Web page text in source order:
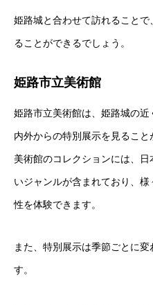
姫路城と合わせて訪れること
ることができるでしょう。
姫路市立美術館
姫路市立美術館は、姫路城の
内外からの特別展示を見ること
美術館のコレクションには、
いジャンルが含まれており、
性を体験できます。
また、特別展示は季節ごとに
す。